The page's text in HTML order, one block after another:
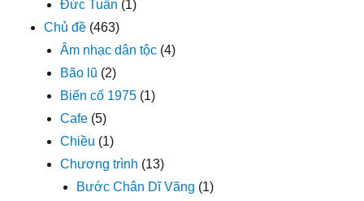
Đức Tuấn (1)
Chủ đề (463)
Âm nhạc dân tộc (4)
Bão lũ (2)
Biến cố 1975 (1)
Cafe (5)
Chiều (1)
Chương trình (13)
Bước Chân Dĩ Vãng (1)